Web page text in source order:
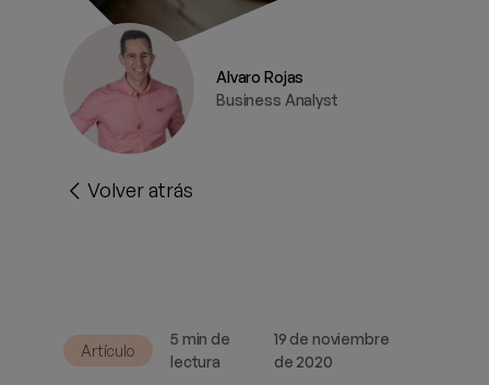
Alvaro Rojas
Business Analyst
Volver atrás
Artículo
5 min de
lectura
19 de noviembre
de 2020